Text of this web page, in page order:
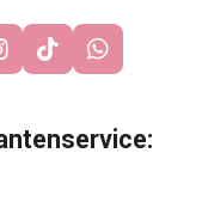
T
I
O
W
H
S